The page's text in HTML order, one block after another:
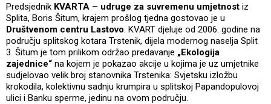
Predsjednik KVARTA – udruge za suvremenu umjetnost iz
Splita, Boris Šitum, krajem prošlog tjedna gostovao je u
Društvenom centru Lastovo. KVART djeluje od 2006. godine na
području splitskog kotara Trstenik, dijela modernog naselja Split
3. Šitum je tom prilikom održao predavanje „Ekologija
zajednice“ na kojem je pokazao akcije u kojima je uz umjetnike
sudjelovao velik broj stanovnika Trstenika: Svjetsku izložbu
krokodila, kolektivnu sadnju krumpira u splitskoj Papandopulovoj
ulici i Banku sperme, jedinu na ovom području.